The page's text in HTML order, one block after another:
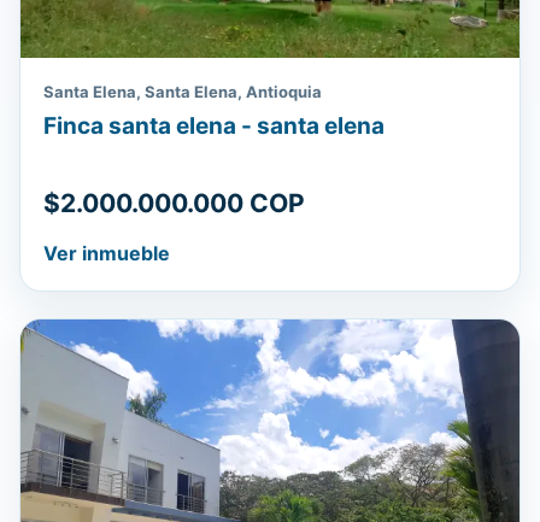
Santa Elena, Santa Elena, Antioquia
Finca santa elena - santa elena
$2.000.000.000 COP
Ver inmueble